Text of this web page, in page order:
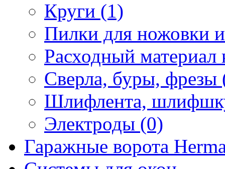
Круги (1)
Пилки для ножовки
Расходный материал
Сверла, буры, фрезы
Шлифлента,
Электроды (0)
Гаражные ворота